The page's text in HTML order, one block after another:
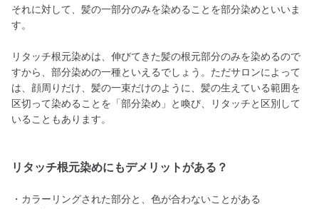
それに対して、髪の一部分のみを染めることを部分染めといいま
す。
リタッチ根元染めは、伸びてきた髪の根元部分のみを染めるので
すから、部分染めの一種といえるでしょう。ただサロンによって
は、顔周りだけ、髪の一束だけのように、髪の生えている範囲を
区切って染めることを「部分染め」と喚び、リタッチと区別して
いることもあります。
リタッチ根元染めにもデメリットがある？
・カラーリングされた部分と、色が合わないことがある